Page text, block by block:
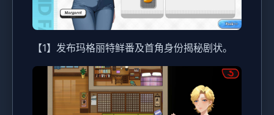
【1】发布玛格丽特鲜番及首角身份揭秘剧状。